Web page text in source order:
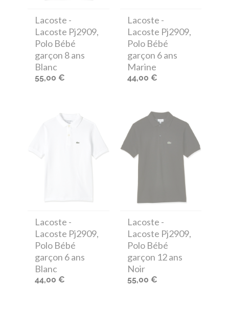
Lacoste -
Lacoste Pj2909,
Polo Bébé
garçon 8 ans
Blanc
55,00 €
Lacoste -
Lacoste Pj2909,
Polo Bébé
garçon 6 ans
Marine
44,00 €
Lacoste -
Lacoste Pj2909,
Polo Bébé
garçon 6 ans
Blanc
44,00 €
Lacoste -
Lacoste Pj2909,
Polo Bébé
garçon 12 ans
Noir
55,00 €